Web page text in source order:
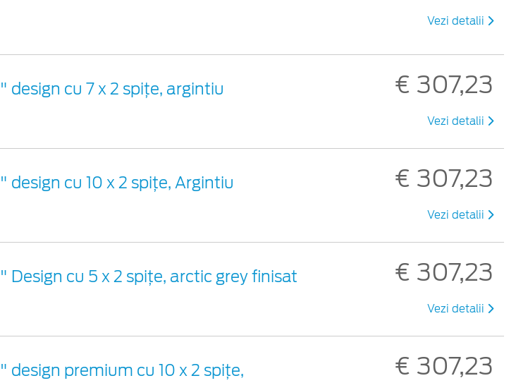
Vezi detalii
design cu 7 x 2 spiţe, argintiu € 307,23
Vezi detalii
design cu 10 x 2 spiţe, Argintiu € 307,23
Vezi detalii
Design cu 5 x 2 spiţe, arctic grey finisat € 307,23
Vezi detalii
design premium cu 10 x 2 spiţe,
€ 307,23